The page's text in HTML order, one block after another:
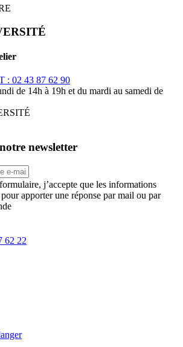
: 02 43 87 62 90
de 14h à 19h et du mardi au samedi de
newsletter
j’accepte que les informations
apporter une réponse par mail ou par
62 22